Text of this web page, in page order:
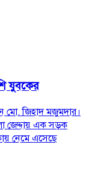
যুবকের
মো. জিহাদ মজুমদার।
জেদ্দায় এক সড়ক
নেমে এসেছে